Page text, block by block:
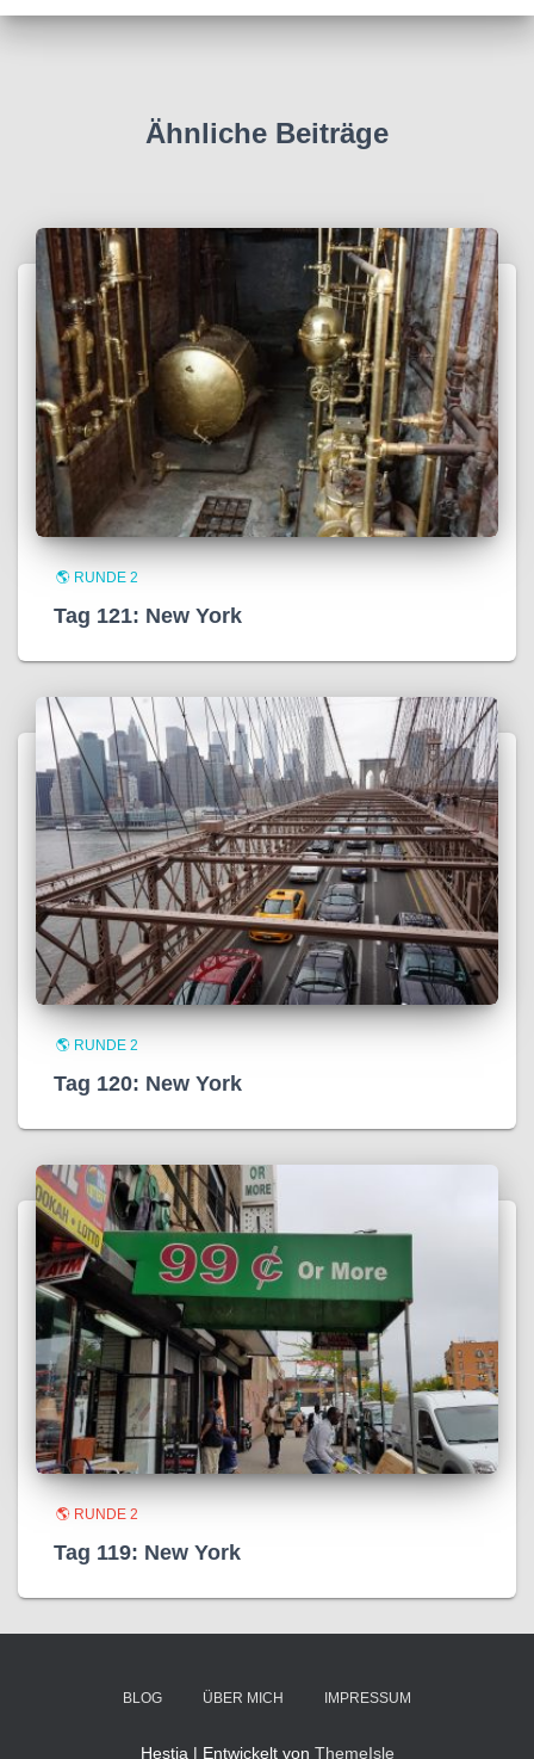
Ähnliche Beiträge
🌎 RUNDE 2
Tag 121: New York
🌎 RUNDE 2
Tag 120: New York
🌎 RUNDE 2
Tag 119: New York
BLOG ÜBER MICH IMPRESSUM
Hestia | Entwickelt von ThemeIsle